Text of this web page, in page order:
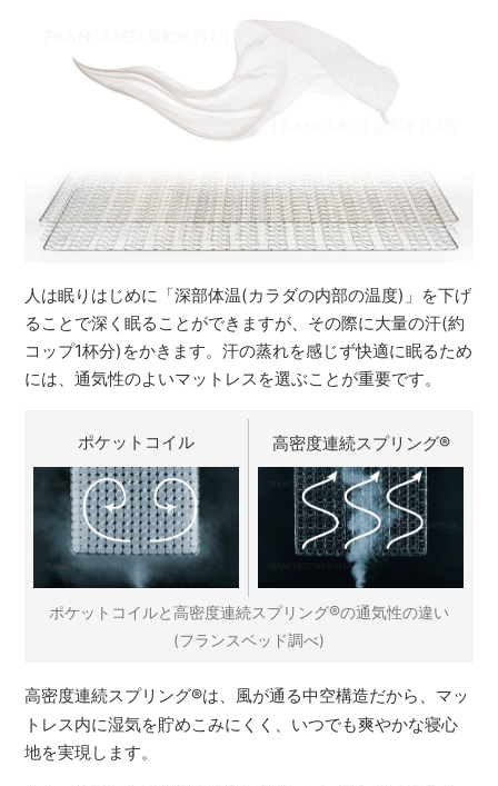
人は眠りはじめに「深部体温(カラダの内部の温度)」を下げ
ることで深く眠ることができますが、その際に大量の汗(約
コップ1杯分)をかきます。汗の蒸れを感じず快適に眠るため
には、通気性のよいマットレスを選ぶことが重要です。
ポケットコイル 高密度連続スプリング®
ポケットコイルと高密度連続スプリング®の通気性の違い
(フランスベッド調べ)
高密度連続スプリング®は、風が通る中空構造だから、マッ
トレス内に湿気を貯めこみにくく、いつでも爽やかな寝心
地を実現します。